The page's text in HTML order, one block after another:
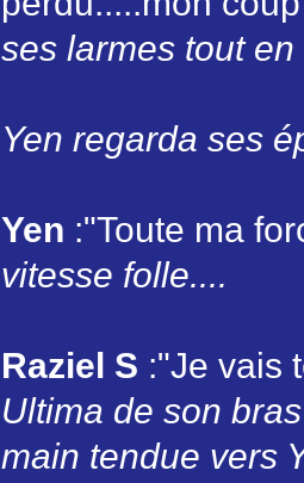
ses larmes tout
Yen regarda ses
Yen :"Toute ma
vitesse folle....
Raziel S :"Je vais
Ultima de son
main tendue vers